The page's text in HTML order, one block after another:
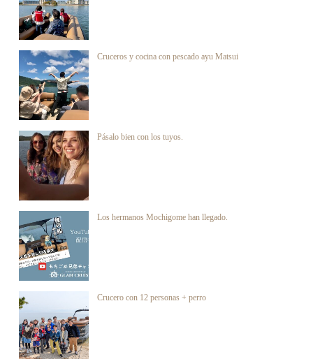
Cruceros y cocina con pescado ayu Matsui
Pásalo bien con los tuyos.
Los hermanos Mochigome han llegado.
Crucero con 12 personas + perro